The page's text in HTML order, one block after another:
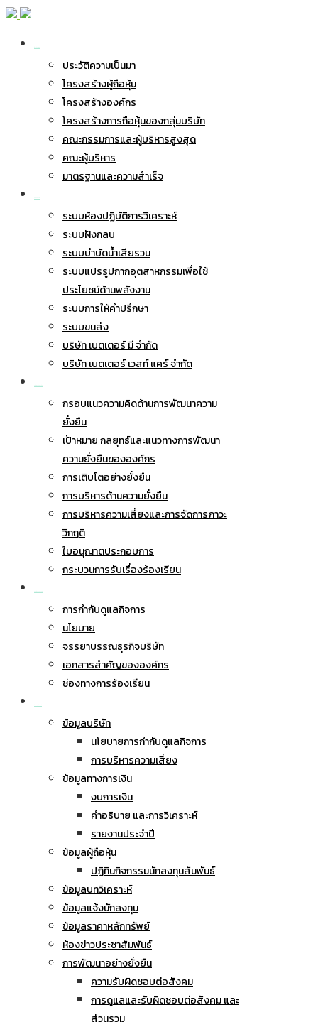
ประวัติความเป็นมา
โครงสร้างผู้ถือหุ้น
โครงสร้างองค์กร
โครงสร้างการถือหุ้นของกลุ่มบริษัท
คณะกรรมการและผู้บริหารสูงสุด
คณะผู้บริหาร
มาตรฐานและความสำเร็จ
ระบบห้องปฏิบัติการวิเคราะห์
ระบบฝังกลบ
ระบบบำบัดน้ำเสียรวม
ระบบแปรรูปกากอุตสาหกรรมเพื่อใช้
ประโยชน์ด้านพลังงาน
ระบบการให้คำปรึกษา
ระบบขนส่ง
บริษัท เบตเตอร์ มี จำกัด
บริษัท เบตเตอร์ เวสท์ แคร์ จำกัด
กรอบแนวความคิดด้านการพัฒนาความ
ยั่งยืน
เป้าหมาย กลยุทธ์และแนวทางการพัฒนา
ความยั่งยืนขององค์กร
การเติบโตอย่างยั่งยืน
การบริหารด้านความยั่งยืน
การบริหารความเสี่ยงและการจัดการภาวะ
วิกฤติ
ใบอนุญาตประกอบการ
กระบวนการรับเรื่องร้องเรียน
การกำกับดูแลกิจการ
นโยบาย
จรรยาบรรณธุรกิจบริษัท
เอกสารสำคัญขององค์กร
ช่องทางการร้องเรียน
ข้อมูลบริษัท
นโยบายการกำกับดูแลกิจการ
การบริหารความเสี่ยง
ข้อมูลทางการเงิน
งบการเงิน
คำอธิบาย และการวิเคราะห์
รายงานประจำปี
ข้อมูลผู้ถือหุ้น
ปฏิทินกิจกรรมนักลงทุนสัมพันธ์
ข้อมูลบทวิเคราะห์
ข้อมูลแจ้งนักลงทุน
ข้อมูลราคาหลักทรัพย์
ห้องข่าวประชาสัมพันธ์
การพัฒนาอย่างยั่งยืน
ความรับผิดชอบต่อสังคม
การดูแลและรับผิดชอบต่อสังคม และ
ส่วนรวม